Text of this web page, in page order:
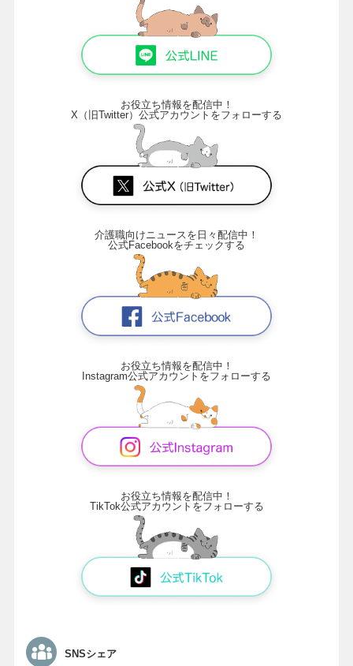
お役立ち情報を配信中！
X（旧Twitter）公式アカウントをフォローする
介護職向けニュースを日々配信中！
公式Facebookをチェックする
お役立ち情報を配信中！
Instagram公式アカウントをフォローする
お役立ち情報を配信中！
TikTok公式アカウントをフォローする
SNSシェア